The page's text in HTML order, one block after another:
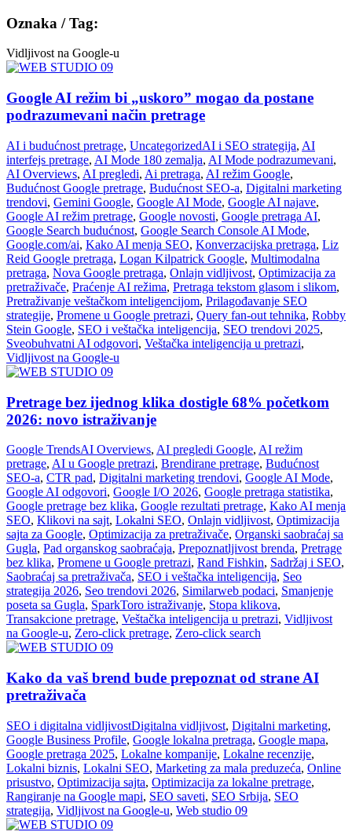
Oznaka / Tag:
Vidljivost na Google-u
Google AI režim bi „uskoro” mogao da postane
podrazumevani način pretrage
AI i budućnost pretrage, UncategorizedAI i SEO strategija, AI
interfejs pretrage, AI Mode 180 zemalja, AI Mode podrazumevani,
AI Overviews, AI pregledi, Ai pretraga, AI režim Google,
Budućnost Google pretrage, Budućnost SEO-a, Digitalni marketing
trendovi, Gemini Google, Google AI Mode, Google AI najave,
Google AI režim pretrage, Google novosti, Google pretraga AI,
Google Search budućnost, Google Search Console AI Mode,
Google.com/ai, Kako AI menja SEO, Konverzacijska pretraga, Liz
Reid Google pretraga, Logan Kilpatrick Google, Multimodalna
pretraga, Nova Google pretraga, Onlajn vidljivost, Optimizacija za
pretraživače, Praćenje AI režima, Pretraga tekstom glasom i slikom,
Pretraživanje veštačkom inteligencijom, Prilagođavanje SEO
strategije, Promene u Google pretrazi, Query fan-out tehnika, Robby
Stein Google, SEO i veštačka inteligencija, SEO trendovi 2025,
Sveobuhvatni AI odgovori, Veštačka inteligencija u pretrazi,
Vidljivost na Google-u
Pretrage bez ijednog klika dostigle 68% početkom
2026: novo istraživanje
Google TrendsAI Overviews, AI pregledi Google, AI režim
pretrage, AI u Google pretrazi, Brendirane pretrage, Budućnost
SEO-a, CTR pad, Digitalni marketing trendovi, Google AI Mode,
Google AI odgovori, Google I/O 2026, Google pretraga statistika,
Google pretrage bez klika, Google rezultati pretrage, Kako AI menja
SEO, Klikovi na sajt, Lokalni SEO, Onlajn vidljivost, Optimizacija
sajta za Google, Optimizacija za pretraživače, Organski saobraćaj sa
Gugla, Pad organskog saobraćaja, Prepoznatljivost brenda, Pretrage
bez klika, Promene u Google pretrazi, Rand Fishkin, Sadržaj i SEO,
Saobraćaj sa pretraživača, SEO i veštačka inteligencija, Seo
strategija 2026, Seo trendovi 2026, Similarweb podaci, Smanjenje
poseta sa Gugla, SparkToro istraživanje, Stopa klikova,
Transakcione pretrage, Veštačka inteligencija u pretrazi, Vidljivost
na Google-u, Zero-click pretrage, Zero-click search
Kako da vaš brend bude prepoznat od strane AI
pretraživača
SEO i digitalna vidljivostDigitalna vidljivost, Digitalni marketing,
Google Business Profile, Google lokalna pretraga, Google mapa,
Google pretraga 2025, Lokalne kompanije, Lokalne recenzije,
Lokalni biznis, Lokalni SEO, Marketing za mala preduzeća, Online
prisustvo, Optimizacija sajta, Optimizacija za lokalne pretrage,
Rangiranje na Google mapi, SEO saveti, SEO Srbija, SEO
strategija, Vidljivost na Google-u, Web studio 09